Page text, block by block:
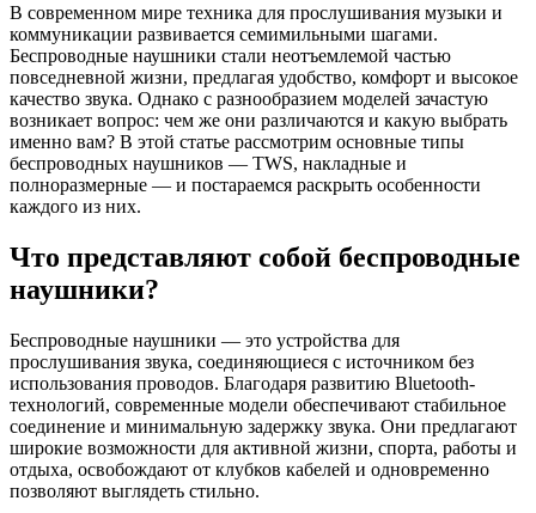
В современном мире техника для прослушивания музыки и
коммуникации развивается семимильными шагами.
Беспроводные наушники стали неотъемлемой частью
повседневной жизни, предлагая удобство, комфорт и высокое
качество звука. Однако с разнообразием моделей зачастую
возникает вопрос: чем же они различаются и какую выбрать
именно вам? В этой статье рассмотрим основные типы
беспроводных наушников — TWS, накладные и
полноразмерные — и постараемся раскрыть особенности
каждого из них.
Что представляют собой беспроводные
наушники?
Беспроводные наушники — это устройства для
прослушивания звука, соединяющиеся с источником без
использования проводов. Благодаря развитию Bluetooth-
технологий, современные модели обеспечивают стабильное
соединение и минимальную задержку звука. Они предлагают
широкие возможности для активной жизни, спорта, работы и
отдыха, освобождают от клубков кабелей и одновременно
позволяют выглядеть стильно.